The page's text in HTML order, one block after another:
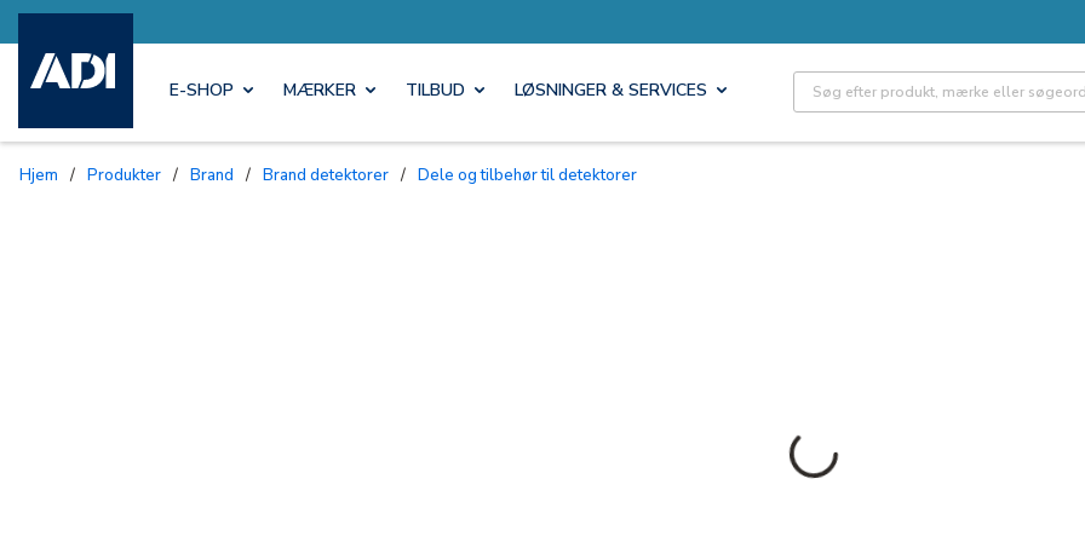
E-SHOP MÆRKER TILBUD LØSNINGER & SERVICES Site Search
Hjem / Produkter / Brand / Brand detektorer / Dele og tilbehør til detektorer